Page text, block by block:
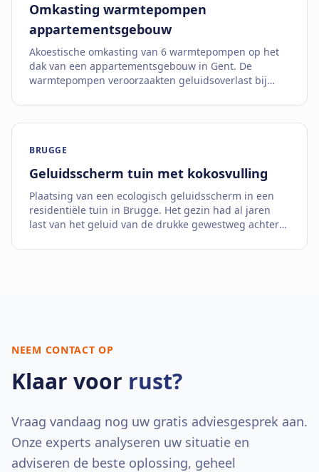
Omkasting warmtepompen
appartementsgebouw
Akoestische omkasting van 6 warmtepompen op het
dak van een appartementsgebouw in Gent. De
warmtepompen veroorzaakten geluidsoverlast bij
geluidsnormen.
BRUGGE
Geluidsscherm tuin met kokosvulling
Plaatsing van een ecologisch geluidsscherm in een
residentiële tuin in Brugge. Het gezin had al jaren
last van het geluid van de drukke gewestweg achter
NEEM CONTACT OP
Klaar voor rust?
Vraag vandaag nog uw gratis adviesgesprek aan.
Onze experts analyseren uw situatie en
adviseren de beste oplossing, geheel